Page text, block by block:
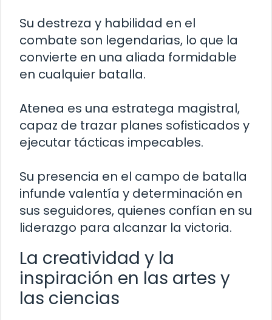
Su destreza y habilidad en el
combate son legendarias, lo que la
convierte en una aliada formidable
en cualquier batalla.
Atenea es una estratega magistral,
capaz de trazar planes sofisticados y
ejecutar tácticas impecables.
Su presencia en el campo de batalla
infunde valentía y determinación en
sus seguidores, quienes confían en su
liderazgo para alcanzar la victoria.
La creatividad y la
inspiración en las artes y
las ciencias